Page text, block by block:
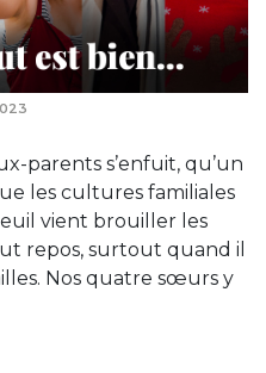
parents s’enfuit, qu’un
les cultures familiales
vient brouiller les
repos, surtout quand il
Nos quatre sœurs y